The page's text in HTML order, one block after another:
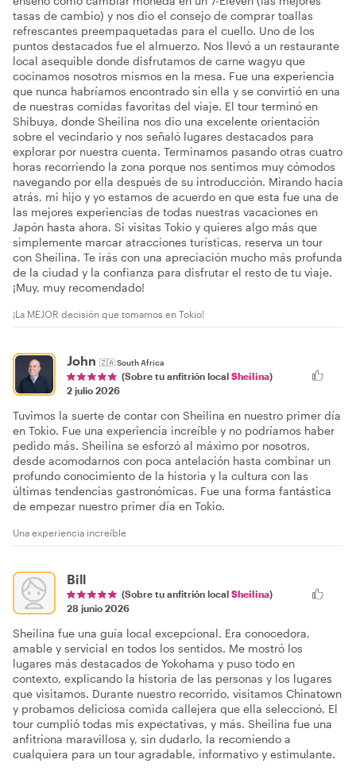
tasas de cambio) y nos dio el consejo de comprar toallas
refrescantes preempaquetadas para el cuello. Uno de los
puntos destacados fue el almuerzo. Nos llevó a un restaurante
local asequible donde disfrutamos de carne wagyu que
cocinamos nosotros mismos en la mesa. Fue una experiencia
que nunca habríamos encontrado sin ella y se convirtió en una
de nuestras comidas favoritas del viaje. El tour terminó en
Shibuya, donde Sheilina nos dio una excelente orientación
sobre el vecindario y nos señaló lugares destacados para
explorar por nuestra cuenta. Terminamos pasando otras cuatro
horas recorriendo la zona porque nos sentimos muy cómodos
navegando por ella después de su introducción. Mirando hacia
atrás, mi hijo y yo estamos de acuerdo en que esta fue una de
las mejores experiencias de todas nuestras vacaciones en
Japón hasta ahora. Si visitas Tokio y quieres algo más que
simplemente marcar atracciones turísticas, reserva un tour
con Sheilina. Te irás con una apreciación mucho más profunda
de la ciudad y la confianza para disfrutar el resto de tu viaje.
¡Muy, muy recomendado!
¡La MEJOR decisión que tomamos en Tokio!
John 🇿🇦South Africa
(Sobre tu anfitrión local Sheilina)
2 julio 2026
Tuvimos la suerte de contar con Sheilina en nuestro primer día
en Tokio. Fue una experiencia increíble y no podríamos haber
pedido más. Sheilina se esforzó al máximo por nosotros,
desde acomodarnos con poca antelación hasta combinar un
profundo conocimiento de la historia y la cultura con las
últimas tendencias gastronómicas. Fue una forma fantástica
de empezar nuestro primer día en Tokio.
Una experiencia increíble
Bill
(Sobre tu anfitrión local Sheilina)
28 junio 2026
Sheilina fue una guía local excepcional. Era conocedora,
amable y servicial en todos los sentidos. Me mostró los
lugares más destacados de Yokohama y puso todo en
contexto, explicando la historia de las personas y los lugares
que visitamos. Durante nuestro recorrido, visitamos Chinatown
y probamos deliciosa comida callejera que ella seleccionó. El
tour cumplió todas mis expectativas, y más. Sheilina fue una
anfitriona maravillosa y, sin dudarlo, la recomiendo a
cualquiera para un tour agradable, informativo y estimulante.